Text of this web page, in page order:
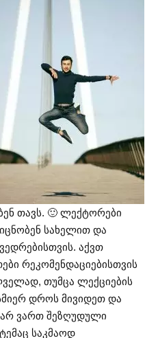
თავს. 🙂 ლექტორები
სახელით და
აქვთ
რეკომენდაციებისთვის
თუმცა ლექციების
დროს მივიდეთ და
ვართ შეზღუდული
საკმაოდ